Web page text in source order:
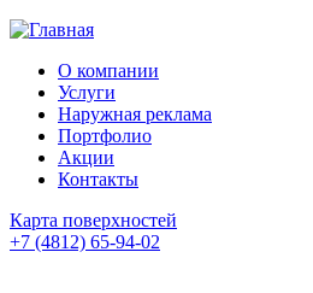
О компании
Услуги
Наружная реклама
Портфолио
Акции
Контакты
Карта поверхностей
+7 (4812) 65-94-02